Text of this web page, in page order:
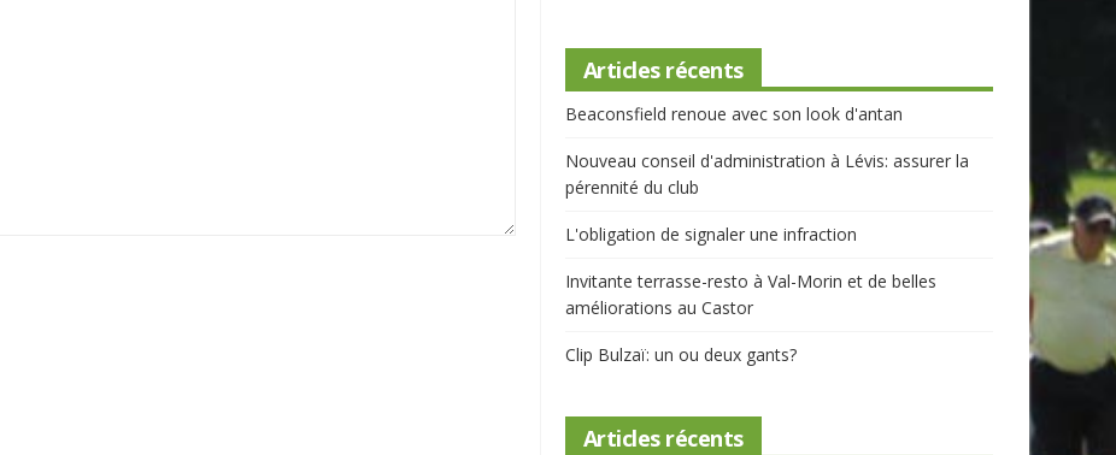
Articles récents
Beaconsfield renoue avec son look d'antan
Nouveau conseil d'administration à Lévis: assurer la
pérennité du club
L'obligation de signaler une infraction
Invitante terrasse-resto à Val-Morin et de belles
améliorations au Castor
Clip Bulzaï: un ou deux gants?
Articles récents